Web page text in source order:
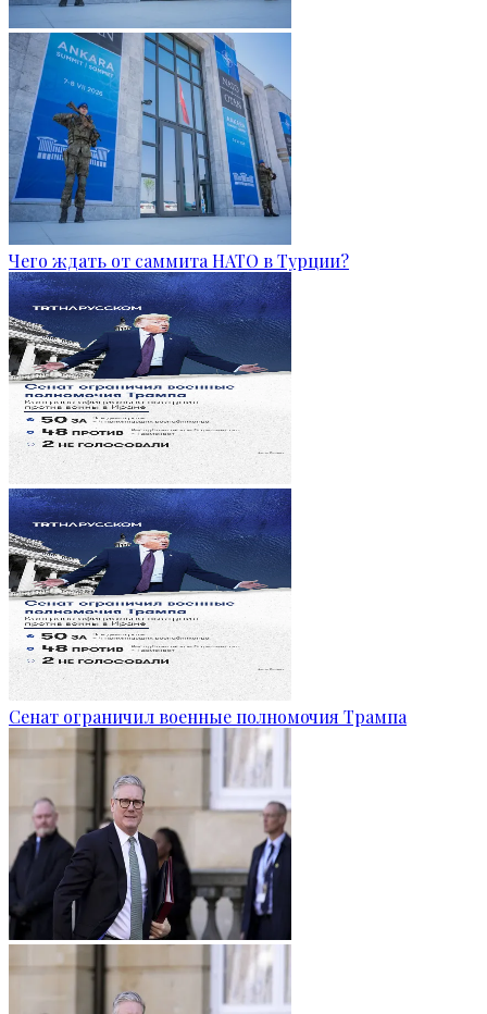
Чего ждать от саммита НАТО в Турции?
Сенат ограничил военные полномочия Трампа